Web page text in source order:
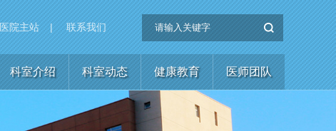
医院主站 | 联系我们
科室介绍 科室动态 健康教育 医师团队